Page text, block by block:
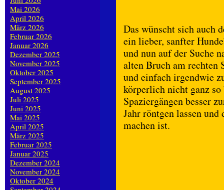
Das wünscht sich auch
ein lieber, sanfter
und nun auf der Suche
alten Bruch am rechten
und einfach irgendwie
körperlich nicht ganz
Spaziergängen besser
Jahr röntgen lassen und
machen ist.
Mai 2026
April 2026
März 2026
Februar 2026
Januar 2026
Dezember 2025
November 2025
Oktober 2025
September 2025
August 2025
Juli 2025
Juni 2025
Mai 2025
April 2025
März 2025
Februar 2025
Januar 2025
Dezember 2024
November 2024
Oktober 2024